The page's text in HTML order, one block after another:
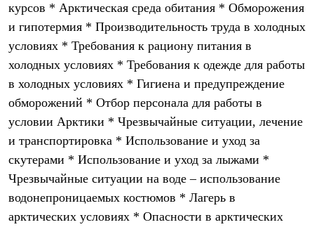
Рюкзаки
Экспедиционные
Легкоходные
Альпинистские
Аксессуары для рюкзаков
Спальные мешки
Пуховые
Комбинированные
С синтетическим утеплителем
Аксессуары для спальников
Сумки и баулы
Баулы
Кошельки
Сумки
Гермомешки
Полезные аксессуары
курсов * Арктическая среда обитания * Обморожения
и гипотермия * Производительность труда в холодных
условиях * Требования к рациону питания в
холодных условиях * Требования к одежде для работы
в холодных условиях * Гигиена и предупреждение
обморожений * Отбор персонала для работы в
условии Арктики * Чрезвычайные ситуации, лечение
и транспортировка * Использование и уход за
скутерами * Использование и уход за лыжами *
Чрезвычайные ситуации на воде – использование
водонепроницаемых костюмов * Лагерь в
арктических условиях * Опасности в арктических